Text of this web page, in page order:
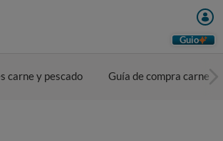
Guio
carne y pescado Guía de compra carne